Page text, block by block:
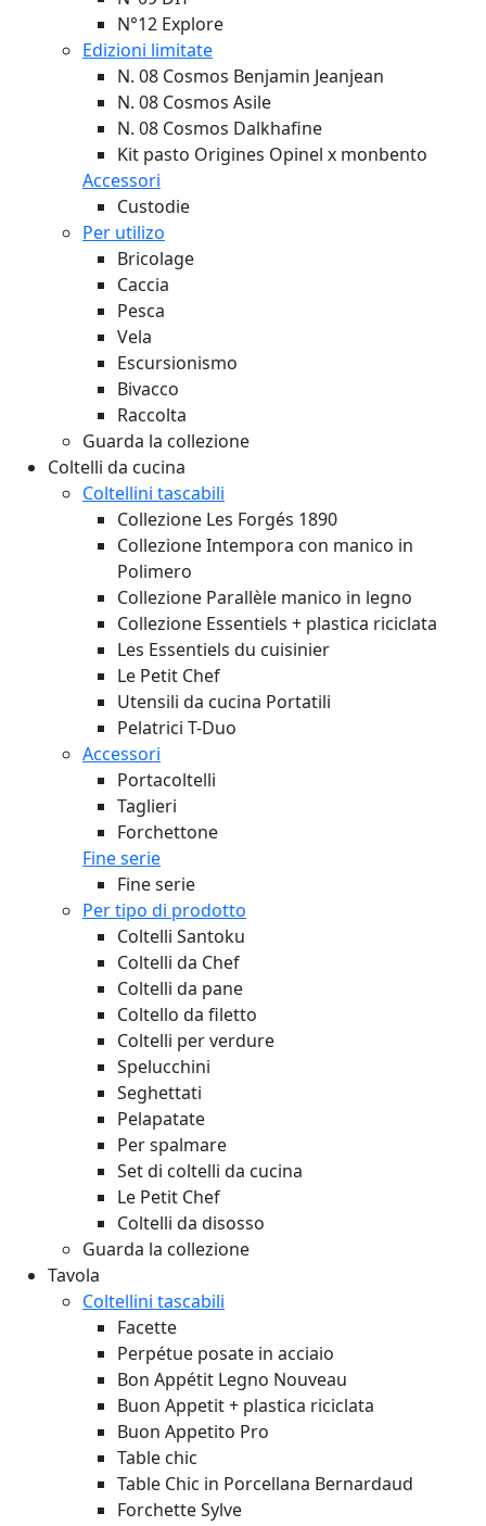
N°12 Explore
Edizioni limitate
N. 08 Cosmos Benjamin Jeanjean
N. 08 Cosmos Asile
N. 08 Cosmos Dalkhafine
Kit pasto Origines Opinel x monbento
Accessori
Custodie
Per utilizo
Bricolage
Caccia
Pesca
Vela
Escursionismo
Bivacco
Raccolta
Guarda la collezione
Coltelli da cucina
Coltellini tascabili
Collezione Les Forgés 1890
Collezione Intempora con manico in
Polimero
Collezione Parallèle manico in legno
Collezione Essentiels + plastica riciclata
Les Essentiels du cuisinier
Le Petit Chef
Utensili da cucina Portatili
Pelatrici T-Duo
Accessori
Portacoltelli
Taglieri
Forchettone
Fine serie
Fine serie
Per tipo di prodotto
Coltelli Santoku
Coltelli da Chef
Coltelli da pane
Coltello da filetto
Coltelli per verdure
Spelucchini
Seghettati
Pelapatate
Per spalmare
Set di coltelli da cucina
Le Petit Chef
Coltelli da disosso
Guarda la collezione
Tavola
Coltellini tascabili
Facette
Perpétue posate in acciaio
Bon Appétit Legno Nouveau
Buon Appetit + plastica riciclata
Buon Appetito Pro
Table chic
Table Chic in Porcellana Bernardaud
Forchette Sylve